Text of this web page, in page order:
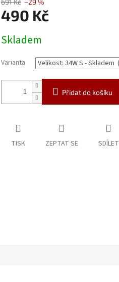
691 Kč –29 %
490 Kč
cena:
Skladem
Varianta
Přidat do košíku
TISK ZEPTAT SE SDÍLET